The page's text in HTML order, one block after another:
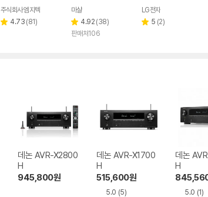
주식회사 엠지텍
별 4.73 리
(81)
마샬
별
점
4.92 리
뷰
(38)
판매처106
LG전자
별 5 리
(2)
데논 AVR-X2800
H
945,800원
데논 AVR-X1700
H
515,600원
5.0 (5)
데논
H
5.0 (1)